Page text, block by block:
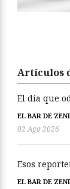
Artículos
El día que
EL BAR DE
02 Ago 2026
Esos
EL BAR DE